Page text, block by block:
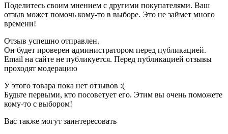
Поделитесь своим мнением с другими покупателями. Ваш
отзыв может помочь кому-то в выборе. Это не займет много
времени!
Отзыв успешно отправлен.
Он будет проверен администратором перед публикацией.
Email на сайте не публикуется. Перед публикацией отзывы
проходят модерацию
У этого товара пока нет отзывов :(
Будьте первыми, кто посоветует его. Этим вы очень поможете
кому-то с выбором!
Вас также могут заинтересовать